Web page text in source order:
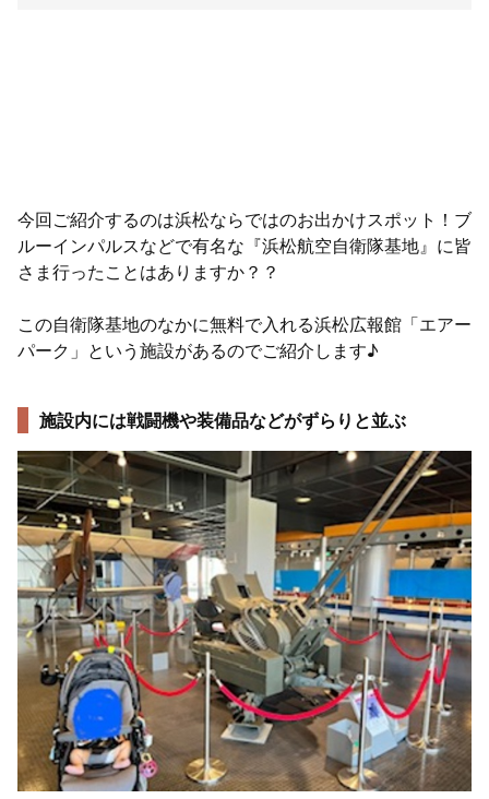
今回ご紹介するのは浜松ならではのお出かけスポット！ブ
ルーインパルスなどで有名な『浜松航空自衛隊基地』に皆
さま行ったことはありますか？？
この自衛隊基地のなかに無料で入れる浜松広報館「エアー
パーク」という施設があるのでご紹介します♪
施設内には戦闘機や装備品などがずらりと並ぶ